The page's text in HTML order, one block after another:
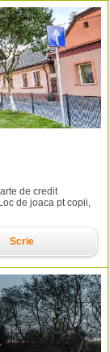
de credit
de joaca pt copii,
Scrie